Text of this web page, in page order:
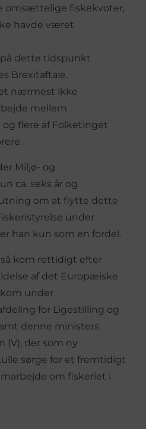
omsættelige fiskekvoter,
havde været
dette tidspunkt
Brexitaftale.
nærmest ikke
mellem
flere af Folketinget
Miljø- og
ca. seks år og
om at flytte dette
under
han kun som en fordel.
kom rettidigt efter
af det Europæiske
under
for Ligestilling og
denne ministers
(V), der som ny
sørge for et fremtidigt
om fiskeriet i